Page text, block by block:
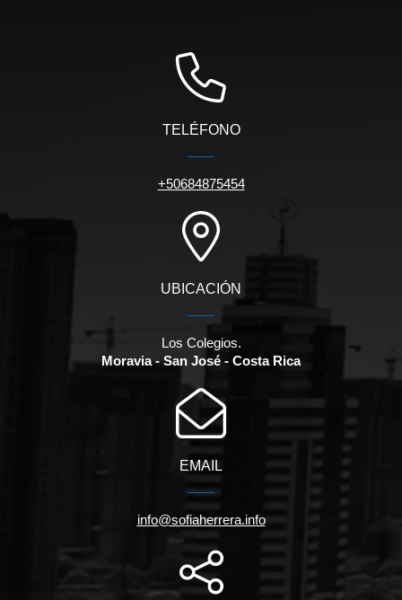
TELÉFONO
+50684875454
UBICACIÓN
Los Colegios.
Moravia - San José - Costa Rica
EMAIL
info@sofiaherrera.info